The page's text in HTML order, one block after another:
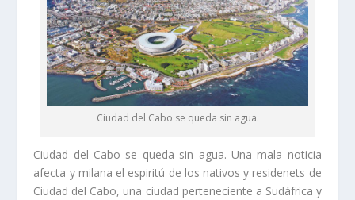
Ciudad del Cabo se queda sin agua.
Ciudad del Cabo se queda sin agua. Una mala noticia
afecta y milana el espiritú de los nativos y residenets de
Ciudad del Cabo, una ciudad perteneciente a Sudáfrica y